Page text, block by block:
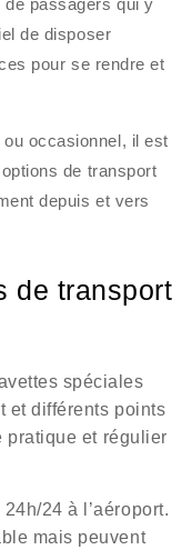
de passagers qui y
de disposer
pour se rendre et
occasionnel, il est
de transport
depuis et vers
de transport
spéciales
et différents points
pratique et régulier
24 à l’aéroport.
mais peuvent